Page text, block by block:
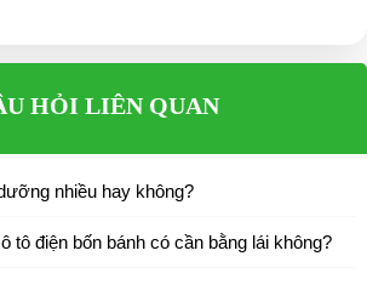
HỎI LIÊN QUAN
nhiều hay không?
tô điện bốn bánh có cần bằng lái không?